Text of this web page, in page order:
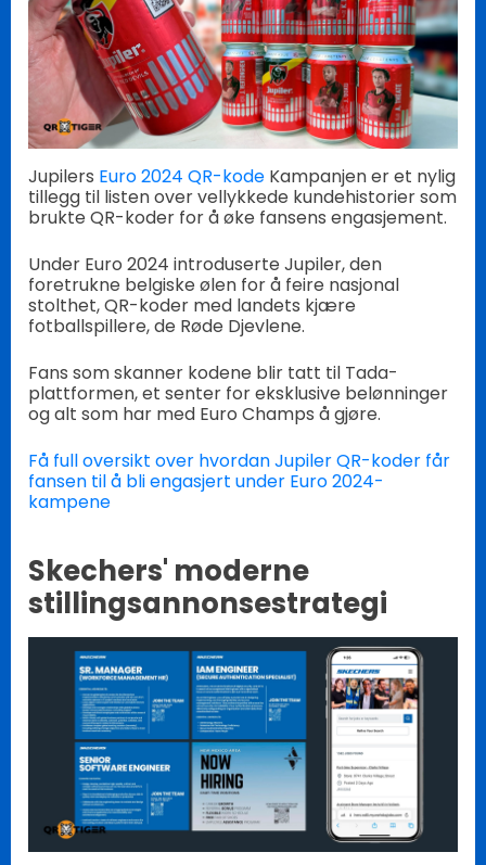
Jupilers Euro 2024 QR-kode Kampanjen er et nylig
tillegg til listen over vellykkede kundehistorier som
brukte QR-koder for å øke fansens engasjement.
Under Euro 2024 introduserte Jupiler, den
foretrukne belgiske ølen for å feire nasjonal
stolthet, QR-koder med landets kjære
fotballspillere, de Røde Djevlene.
Fans som skanner kodene blir tatt til Tada-
plattformen, et senter for eksklusive belønninger
og alt som har med Euro Champs å gjøre.
Få full oversikt over hvordan Jupiler QR-koder får
fansen til å bli engasjert under Euro 2024-
kampene
Skechers' moderne
stillingsannonsestrategi